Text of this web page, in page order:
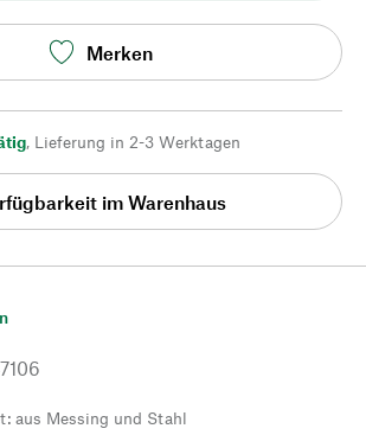
Merken
, Lieferung in 2-3 Werktagen
im Warenhaus
aus Messing und Stahl